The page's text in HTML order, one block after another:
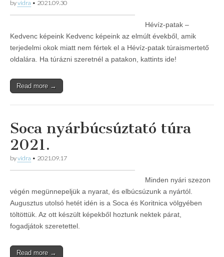
byvidra • 2021.09.30
Hévíz-patak –
Kedvenc képeink Kedvenc képeink az elmúlt évekből, amik
terjedelmi okok miatt nem fértek el a Hévíz-patak túraismertető
oldalára. Ha túrázni szeretnél a patakon, kattints ide!
Read more →
Soca nyárbúcsúztató túra
2021.
byvidra • 2021.09.17
Minden nyári szezon
végén megünnepeljük a nyarat, és elbúcsúzunk a nyártól.
Augusztus utolsó hetét idén is a Soca és Koritnica völgyében
töltöttük. Az ott készült képekből hoztunk nektek párat,
fogadjátok szeretettel.
Read more →